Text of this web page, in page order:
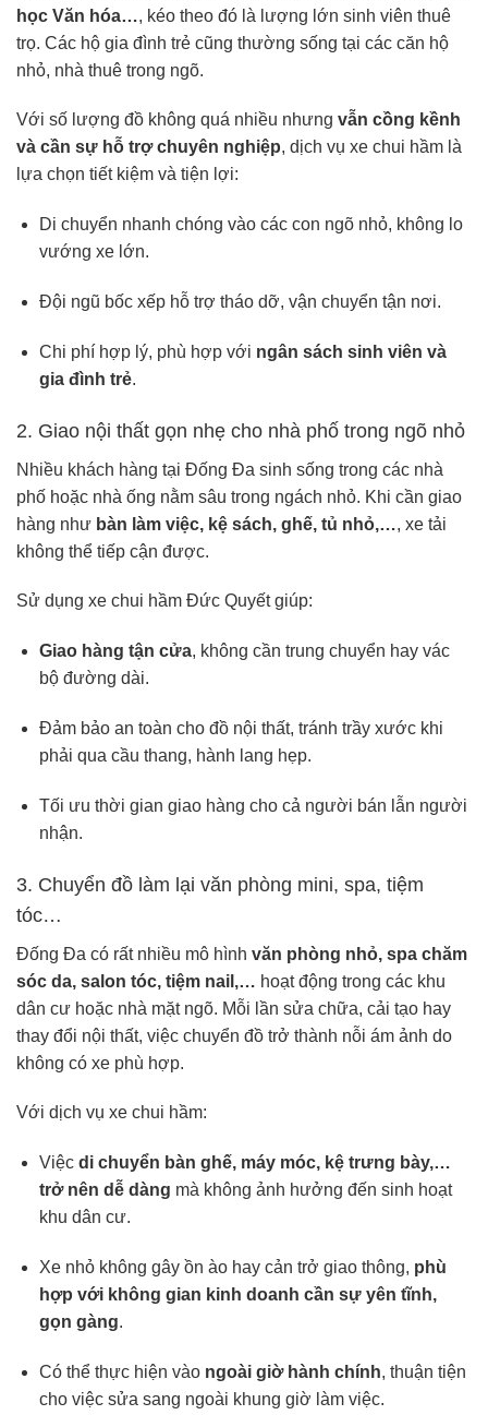
học Văn hóa…, kéo theo đó là lượng lớn sinh viên thuê
trọ. Các hộ gia đình trẻ cũng thường sống tại các căn hộ
nhỏ, nhà thuê trong ngõ.
Với số lượng đồ không quá nhiều nhưng vẫn cồng kềnh
và cần sự hỗ trợ chuyên nghiệp, dịch vụ xe chui hầm là
lựa chọn tiết kiệm và tiện lợi:
Di chuyển nhanh chóng vào các con ngõ nhỏ, không lo
vướng xe lớn.
Đội ngũ bốc xếp hỗ trợ tháo dỡ, vận chuyển tận nơi.
Chi phí hợp lý, phù hợp với ngân sách sinh viên và
gia đình trẻ.
2. Giao nội thất gọn nhẹ cho nhà phố trong ngõ nhỏ
Nhiều khách hàng tại Đống Đa sinh sống trong các nhà
phố hoặc nhà ống nằm sâu trong ngách nhỏ. Khi cần giao
hàng như bàn làm việc, kệ sách, ghế, tủ nhỏ,…, xe tải
không thể tiếp cận được.
Sử dụng xe chui hầm Đức Quyết giúp:
Giao hàng tận cửa, không cần trung chuyển hay vác
bộ đường dài.
Đảm bảo an toàn cho đồ nội thất, tránh trầy xước khi
phải qua cầu thang, hành lang hẹp.
Tối ưu thời gian giao hàng cho cả người bán lẫn người
nhận.
3. Chuyển đồ làm lại văn phòng mini, spa, tiệm
tóc…
Đống Đa có rất nhiều mô hình văn phòng nhỏ, spa chăm
sóc da, salon tóc, tiệm nail,… hoạt động trong các khu
dân cư hoặc nhà mặt ngõ. Mỗi lần sửa chữa, cải tạo hay
thay đổi nội thất, việc chuyển đồ trở thành nỗi ám ảnh do
không có xe phù hợp.
Với dịch vụ xe chui hầm:
Việc di chuyển bàn ghế, máy móc, kệ trưng bày,…
trở nên dễ dàng mà không ảnh hưởng đến sinh hoạt
khu dân cư.
Xe nhỏ không gây ồn ào hay cản trở giao thông, phù
hợp với không gian kinh doanh cần sự yên tĩnh,
gọn gàng.
Có thể thực hiện vào ngoài giờ hành chính, thuận tiện
cho việc sửa sang ngoài khung giờ làm việc.